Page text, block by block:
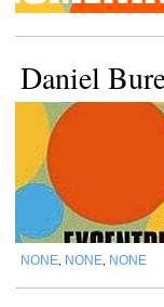
Daniel
NONE NONE NONE